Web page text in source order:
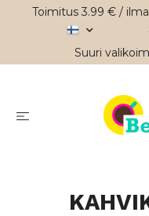
Toimitus 3.99 € /
Suuri